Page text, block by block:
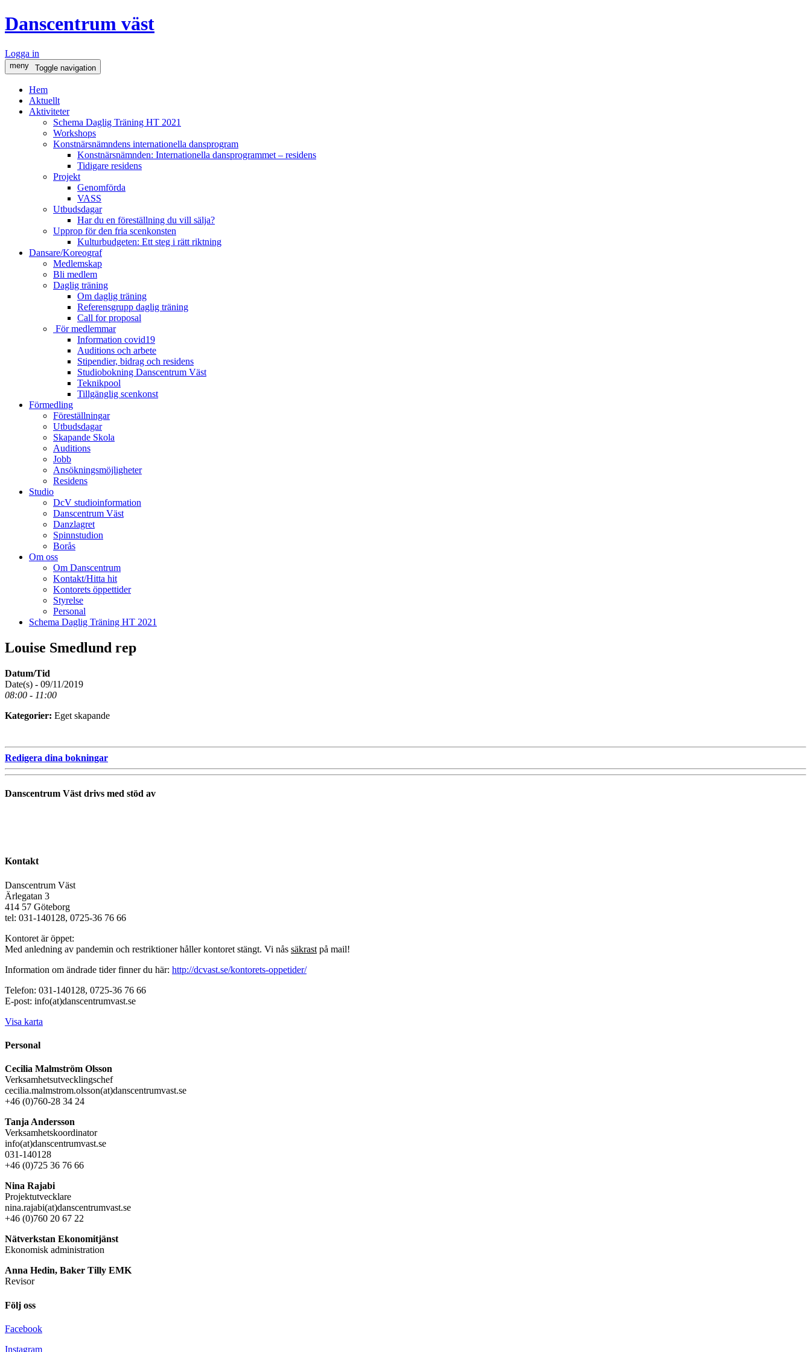
Danscentrum väst
Logga in
meny Toggle navigation
Hem
Aktuellt
Aktiviteter
Schema Daglig Träning HT 2021
Workshops
Konstnärsnämndens internationella dansprogram
Konstnärsnämnden: Internationella dansprogrammet – residens
Tidigare residens
Projekt
Genomförda
VASS
Utbudsdagar
Har du en föreställning du vill sälja?
Upprop för den fria scenkonsten
Kulturbudgeten: Ett steg i rätt riktning
Dansare/Koreograf
Medlemskap
Bli medlem
Daglig träning
Om daglig träning
Referensgrupp daglig träning
Call for proposal
För medlemmar
Information covid19
Auditions och arbete
Stipendier, bidrag och residens
Studiobokning Danscentrum Väst
Teknikpool
Tillgänglig scenkonst
Förmedling
Föreställningar
Utbudsdagar
Skapande Skola
Auditions
Jobb
Ansökningsmöjligheter
Residens
Studio
DcV studioinformation
Danscentrum Väst
Danzlagret
Spinnstudion
Borås
Om oss
Om Danscentrum
Kontakt/Hitta hit
Kontorets öppettider
Styrelse
Personal
Schema Daglig Träning HT 2021
Louise Smedlund rep
Datum/Tid
Date(s) - 09/11/2019
08:00 - 11:00
Kategorier: Eget skapande
Redigera dina bokningar
Danscentrum Väst drivs med stöd av
Kontakt
Danscentrum Väst
Ärlegatan 3
414 57 Göteborg
tel: 031-140128, 0725-36 76 66
Kontoret är öppet:
Med anledning av pandemin och restriktioner håller kontoret stängt. Vi nås säkrast på mail!
Information om ändrade tider finner du här: http://dcvast.se/kontorets-oppetider/
Telefon: 031-140128, 0725-36 76 66
E-post: info(at)danscentrumvast.se
Visa karta
Personal
Cecilia Malmström Olsson
Verksamhetsutvecklingschef
cecilia.malmstrom.olsson(at)danscentrumvast.se
+46 (0)760-28 34 24
Tanja Andersson
Verksamhetskoordinator
info(at)danscentrumvast.se
031-140128
+46 (0)725 36 76 66
Nina Rajabi
Projektutvecklare
nina.rajabi(at)danscentrumvast.se
+46 (0)760 20 67 22
Nätverkstan Ekonomitjänst
Ekonomisk administration
Anna Hedin, Baker Tilly EMK
Revisor
Följ oss
Facebook
Instagram